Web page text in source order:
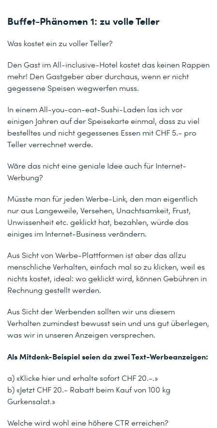
Buffet-Phänomen 1: zu volle Teller
Was kostet ein zu voller Teller?
Den Gast im All-inclusive-Hotel kostet das keinen Rappen
mehr! Den Gastgeber aber durchaus, wenn er nicht
gegessene Speisen wegwerfen muss.
In einem All-you-can-eat-Sushi-Laden las ich vor
einigen Jahren auf der Speisekarte einmal, dass zu viel
bestelltes und nicht gegessenes Essen mit CHF 5.- pro
Teller verrechnet werde.
Wäre das nicht eine geniale Idee auch für Internet-
Werbung?
Müsste man für jeden Werbe-Link, den man eigentlich
nur aus Langeweile, Versehen, Unachtsamkeit, Frust,
Unwissenheit etc. geklickt hat, bezahlen, würde das
einiges im Internet-Business verändern.
Aus Sicht von Werbe-Plattformen ist aber das allzu
menschliche Verhalten, einfach mal so zu klicken, weil es
nichts kostet, ideal: wo geklickt wird, können Gebühren in
Rechnung gestellt werden.
Aus Sicht der Werbenden sollten wir uns diesem
Verhalten zumindest bewusst sein und uns gut überlegen,
was wir in unseren Anzeigen versprechen.
Als Mitdenk-Beispiel seien da zwei Text-Werbeanzeigen:
a) «Klicke hier und erhalte sofort CHF 20.-.»
b) «Jetzt CHF 20.- Rabatt beim Kauf von 100 kg
Gurkensalat.»
Welche wird wohl eine höhere CTR erreichen?